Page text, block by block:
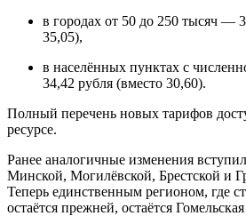
в городах от 50 до 250 тысяч —
35,05),
в населённых пунктах с
34,42 рубля (вместо 30,60).
Полный перечень новых тарифов
ресурсе.
Ранее аналогичные изменения
Минской, Могилёвской, Брестской и
Теперь единственным регионом, где
остаётся прежней, остаётся